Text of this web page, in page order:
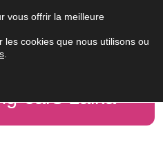
cars Laika
vous offrir la meilleure
les cookies que nous utilisons ou